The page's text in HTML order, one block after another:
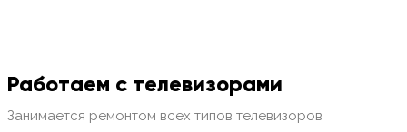
Работаем с телевизорами
Занимается ремонтом всех типов телевизоров